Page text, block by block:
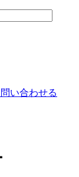
い合わせる